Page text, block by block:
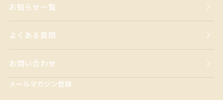
お知らせ一覧
よくある質問
お問い合わせ
メールマガジン登録